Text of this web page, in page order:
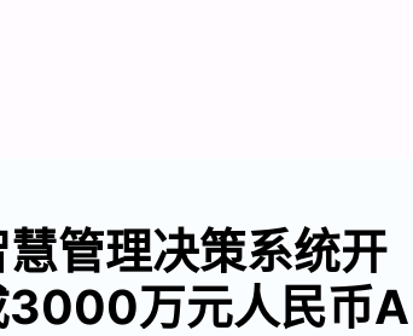
管理决策系统开
3000万元人民币A